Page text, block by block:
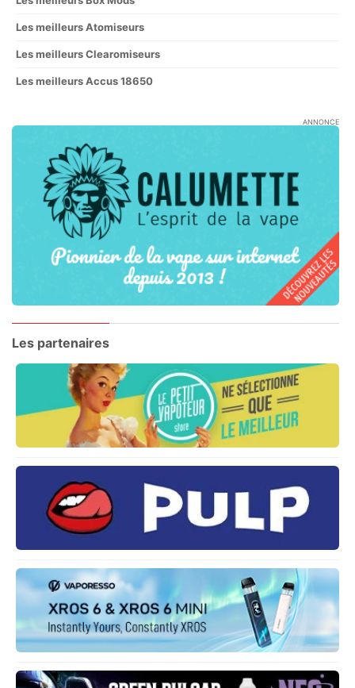
Les meilleurs Atomiseurs
Les meilleurs Clearomiseurs
Les meilleurs Accus 18650
ANNONCE
Les partenaires